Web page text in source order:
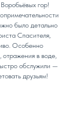
гор!
было детально
Спасителя,
Особенно
отражения в воде,
обслужили —
друзьям!